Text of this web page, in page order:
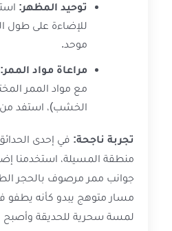
توحيد المظهر:
للإضاءة على طول
موحد.
مراعاة مواد الممر:
مع مواد الممر
الخشب)، استفد من
تجربة ناجحة: في إحدى
جوانب ممر مرصوف بالحجر
مسار متوهج يبدو كأنه يطفو
لمسة سحرية للحديقة وأصبح